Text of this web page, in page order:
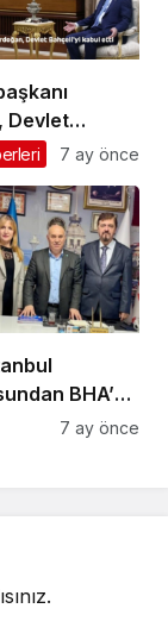
Devlet
kabul etti
7 ay önce
BHA’ya
7 ay önce
.